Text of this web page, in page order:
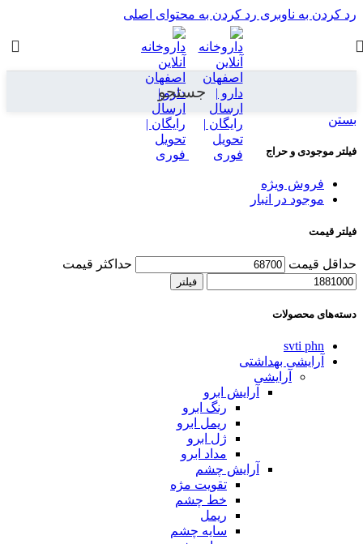
رد کردن به ناوبری رد کردن به محتوای اصلی
جستجو
بستن
فیلتر موجودی و حراج
فروش ویژه
موجود در انبار
فیلتر قیمت
حداقل قیمت حداکثر قیمت
فیلتر
دسته‌های محصولات
svti phn
آرایشی بهداشتی
آرایشی
آرایش ابرو
رنگ ابرو
ریمل ابرو
ژل ابرو
مداد ابرو
آرایش چشم
تقویت مژه
خط چشم
ریمل
سایه چشم